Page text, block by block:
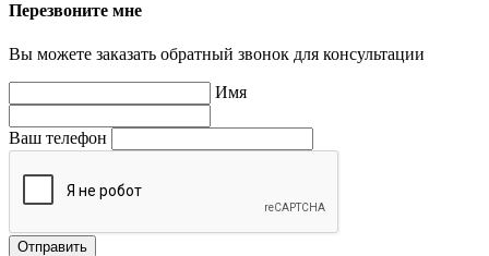
Перезвоните мне
Вы можете заказать обратный звонок для консультации
Имя
Ваш телефон